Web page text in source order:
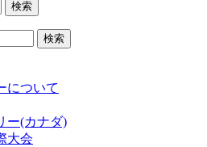
について
ー(カナダ)
大会